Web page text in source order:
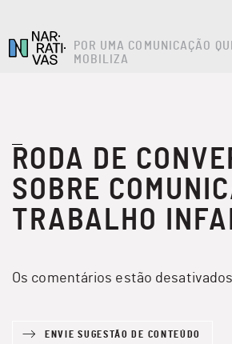
POR UMA COMUNICAÇÃO
MOBILIZA
RODA DE
SOBRE
TRABALHO
Os comentários estão
ENVIE SUGESTÃO DE CONTEÚDO